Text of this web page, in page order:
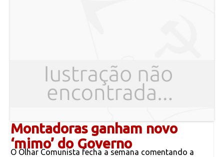
Montadoras ganham novo
‘mimo’ do Governo
O Olhar Comunista fecha a semana comentando a